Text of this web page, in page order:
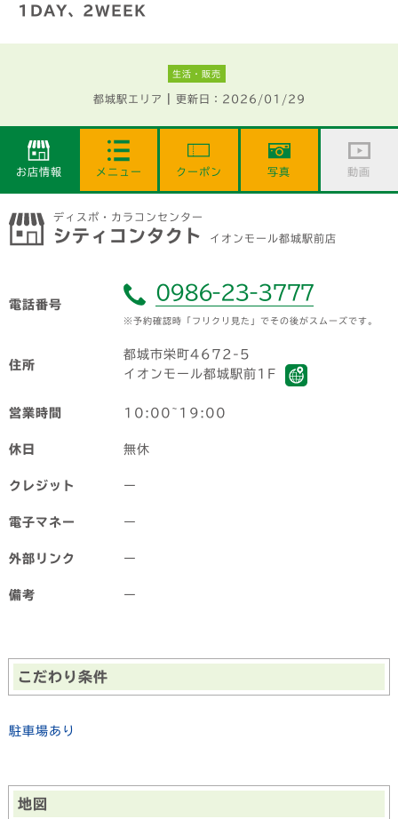
1DAY、2WEEK
生活・販売
都城駅エリア 更新日：2026/01/29
お店情報 メニュー クーポン 写真 動画
ディスポ・カラコンセンター
シティコンタクト イオンモール都城駅前店
電話番号
0986-23-3777
※予約確認時「フリクリ見た」でその後がスムーズです。
住所
都城市栄町4672-5
イオンモール都城駅前1F
営業時間 10:00~19:00
休日 無休
クレジット ー
電子マネー ー
外部リンク ー
備考 ー
こだわり条件
駐車場あり
地図